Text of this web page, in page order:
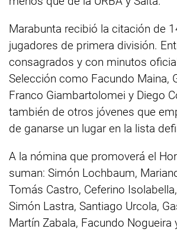
Marabunta recibió la citación de
jugadores de primera división.
consagrados y con minutos
Selección como Facundo Maina,
Franco Giambartolomei y Diego
también de otros jóvenes que
de ganarse un lugar en la lista
A la nómina que promoverá el
suman: Simón Lochbaum,
Tomás Castro, Ceferino
Simón Lastra, Santiago Urcola,
Martín Zabala, Facundo Nogueira